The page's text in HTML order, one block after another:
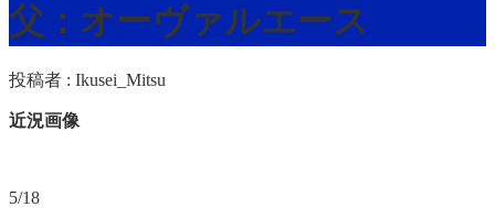
父：オーヴァルエース
投稿者 : Ikusei_Mitsu
近況画像
5/18